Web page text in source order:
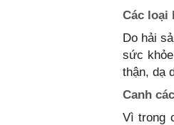
Các loại
Do hải
sức
thận, dạ
Canh
Vì trong